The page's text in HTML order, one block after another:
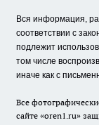
Вся информация,
соответствии с
подлежит
том числе
иначе как с
Все
сайте «oren1.ru»